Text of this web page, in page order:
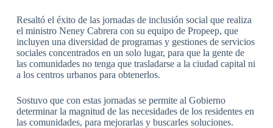
Resaltó el éxito de las jornadas de inclusión social que realiza
el ministro Neney Cabrera con su equipo de Propeep, que
incluyen una diversidad de programas y gestiones de servicios
sociales concentrados en un solo lugar, para que la gente de
las comunidades no tenga que trasladarse a la ciudad capital ni
a los centros urbanos para obtenerlos.
Sostuvo que con estas jornadas se permite al Gobierno
determinar la magnitud de las necesidades de los residentes en
las comunidades, para mejorarlas y buscarles soluciones.